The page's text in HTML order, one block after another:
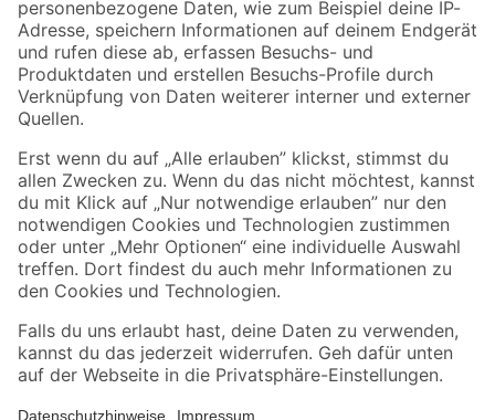
Zahlungsarten Versandarten
Sicher einkaufen
Jetzt die toom-App herunterladen
Alle Preisangaben in EUR inkl. gesetzl. MwSt.. Die dargestellten Angebote sind unter
Umständen nicht in allen Märkten verfügbar. Die angegebenen Verfügbarkeiten beziehen
Produkte nur solange der Vorrat reicht.